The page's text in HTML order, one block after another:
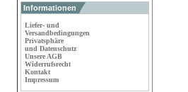
Informationen
Liefer- und
Versandbedingungen
Privatsphäre
und Datenschutz
Unsere AGB
Widerrufsrecht
Kontakt
Impressum